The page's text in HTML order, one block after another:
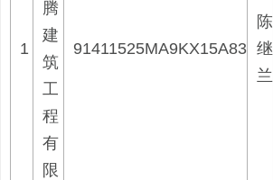
1
腾
建
筑
工
程
有
限
91411525MA9KX15A83
陈
继
兰